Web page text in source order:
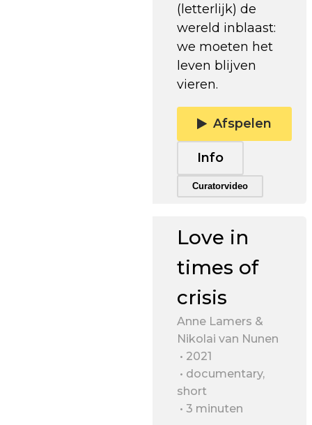
(letterlijk) de
wereld inblaast:
we moeten het
leven blijven
vieren.
Afspelen
Info
Curatorvideo
Love in
times of
crisis
Anne Lamers &
Nikolai van Nunen
2021
documentary,
short
3 minuten